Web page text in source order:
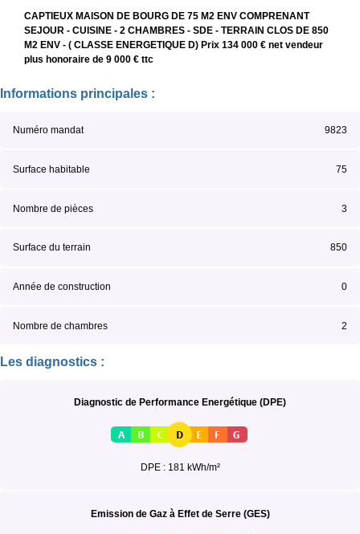
CAPTIEUX MAISON DE BOURG DE 75 M2 ENV COMPRENANT
SEJOUR - CUISINE - 2 CHAMBRES - SDE - TERRAIN CLOS DE 850
M2 ENV - ( CLASSE ENERGETIQUE D) Prix 134 000 € net vendeur
plus honoraire de 9 000 € ttc
Informations principales :
Numéro mandat 9823
Surface habitable 75
Nombre de pièces 3
Surface du terrain 850
Année de construction 0
Nombre de chambres 2
Les diagnostics :
Diagnostic de Performance Energétique (DPE)
DPE : 181 kWh/m²
Emission de Gaz à Effet de Serre (GES)